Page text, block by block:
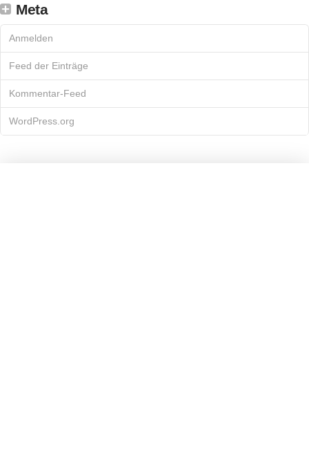
Meta
Anmelden
Feed der Einträge
Kommentar-Feed
WordPress.org